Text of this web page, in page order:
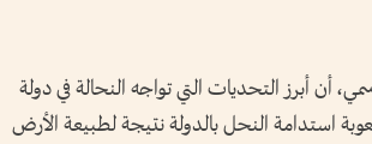
أن أبرز التحديات التي تواجه النحالة في دولة
استدامة النحل بالدولة نتيجة لطبيعة الأرض